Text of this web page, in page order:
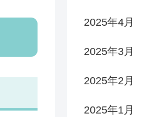
2025年4月
2025年3月
2025年2月
2025年1月